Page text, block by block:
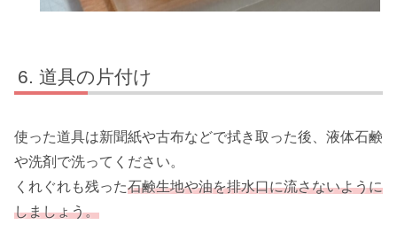
道具の片付け
使った道具は新聞紙や古布などで拭き取った後、液体石鹸
や洗剤で洗ってください。
くれぐれも残った石鹸生地や油を排水口に流さないように
しましょう。